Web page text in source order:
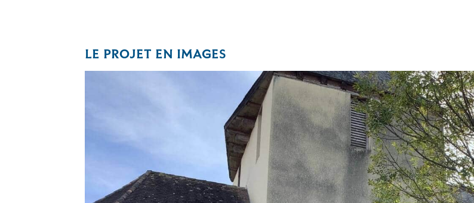
LE PROJET EN IMAGES